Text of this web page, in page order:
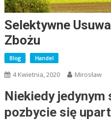
Selektywne
Zbożu
Blog Handel
4 Kwietnia, 2020 Mirosław
Niekiedy jedynym
pozbycie się